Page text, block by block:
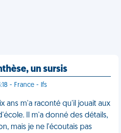
un sursis
- France - Ifs
ans m'a raconté qu'il jouait aux
Il m'a donné des détails,
mais je ne l'écoutais pas